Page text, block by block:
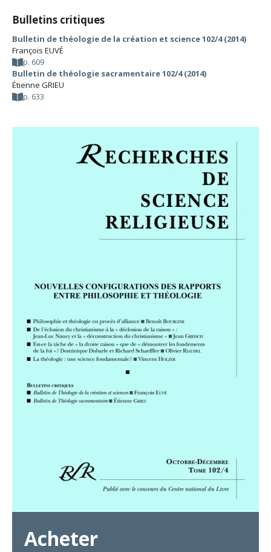
Bulletins critiques
Bulletin de théologie de la création et science 102/4 (2014)
François EUVÉ
p. 609
Bulletin de théologie sacramentaire 102/4 (2014)
Étienne GRIEU
p. 633
Acheter